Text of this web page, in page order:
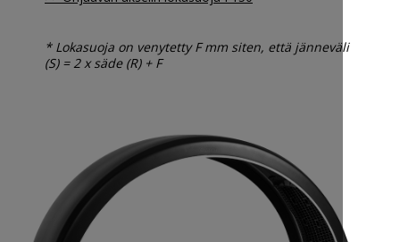
* Lokasuoja on venytetty F mm siten, että jänneväli
(S) = 2 x säde (R) + F